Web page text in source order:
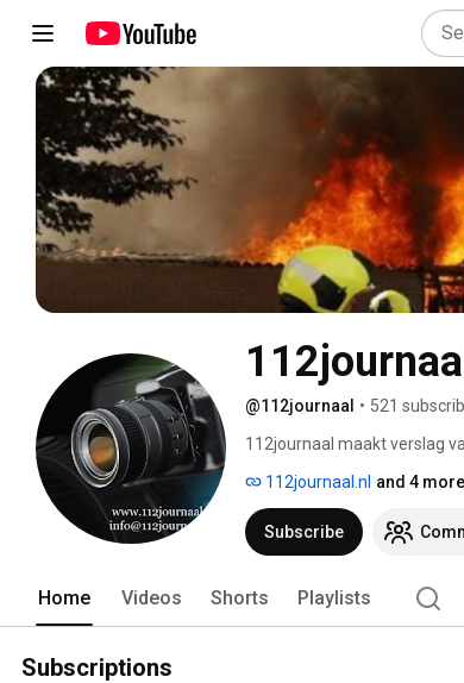
112journaal
@112journaal • 521
112journaal maakt verslag
op onze website
112journaal.nl and 4
Subscribe
Home Videos Shorts Playlists
Subscriptions